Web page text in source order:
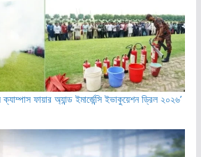
ক্যাম্পাস ফায়ার অ্যান্ড ইমার্জেন্সি ইভাকুয়েশন ড্রিল ২০২৬’